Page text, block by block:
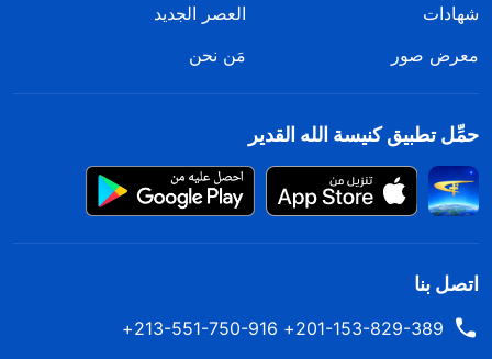
شهادات
العصر الجديد
معرض صور
مَن نحن
حمِّل تطبيق كنيسة الله القدير
اتصل بنا
201-153-829-389+ 213-551-750-916+